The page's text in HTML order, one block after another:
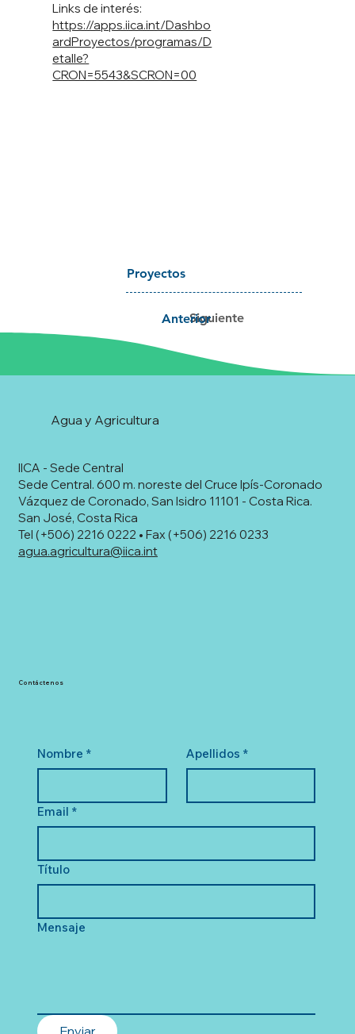
Siguiente
Anterior
Proyectos
https://apps.iica.int/Dashbo
ardProyectos/programas/D
etalle?
CRON=5543&SCRON=00
Links de interés:
IICA - Sede Central
Sede Central. 600 m. noreste del Cruce Ipís-Coronado
Vázquez de Coronado, San Isidro 11101 - Costa Rica.
San José, Costa Rica
Tel (+506) 2216 0222 • Fax (+506) 2216 0233
agua.agricultura@iica.int
Agua y Agricultura
Nombre * Apellidos *
Email *
Título
Mensaje
Contáctenos